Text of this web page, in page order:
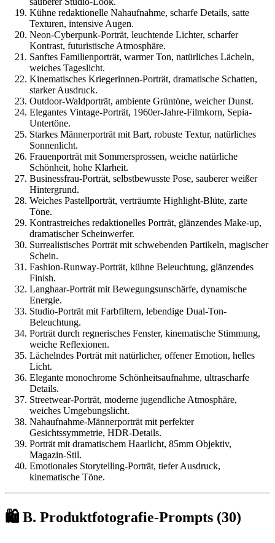
Kühne redaktionelle Nahaufnahme, scharfe Details, satte
Texturen, intensive Augen.
Neon-Cyberpunk-Porträt, leuchtende Lichter, scharfer
Kontrast, futuristische Atmosphäre.
Sanftes Familienporträt, warmer Ton, natürliches Lächeln,
weiches Tageslicht.
Kinematisches Kriegerinnen-Porträt, dramatische Schatten,
starker Ausdruck.
Outdoor-Waldporträt, ambiente Grüntöne, weicher Dunst.
Elegantes Vintage-Porträt, 1960er-Jahre-Filmkorn, Sepia-
Untertöne.
Starkes Männerporträt mit Bart, robuste Textur, natürliches
Sonnenlicht.
Frauenporträt mit Sommersprossen, weiche natürliche
Schönheit, hohe Klarheit.
Businessfrau-Porträt, selbstbewusste Pose, sauberer weißer
Hintergrund.
Weiches Pastellporträt, verträumte Highlight-Blüte, zarte
Töne.
Kontrastreiches redaktionelles Porträt, glänzendes Make-up,
dramatischer Scheinwerfer.
Surrealistisches Porträt mit schwebenden Partikeln, magischer
Schein.
Fashion-Runway-Porträt, kühne Beleuchtung, glänzendes
Finish.
Langhaar-Porträt mit Bewegungsunschärfe, dynamische
Energie.
Studio-Porträt mit Farbfiltern, lebendige Dual-Ton-
Beleuchtung.
Porträt durch regnerisches Fenster, kinematische Stimmung,
weiche Reflexionen.
Lächelndes Porträt mit natürlicher, offener Emotion, helles
Licht.
Elegante monochrome Schönheitsaufnahme, ultrascharfe
Details.
Streetwear-Porträt, moderne jugendliche Atmosphäre,
weiches Umgebungslicht.
Nahaufnahme-Männerporträt mit perfekter
Gesichtssymmetrie, HDR-Details.
Porträt mit dramatischem Haarlicht, 85mm Objektiv,
Magazin-Stil.
Emotionales Storytelling-Porträt, tiefer Ausdruck,
kinematische Töne.
🛍️ B. Produktfotografie-Prompts (30)